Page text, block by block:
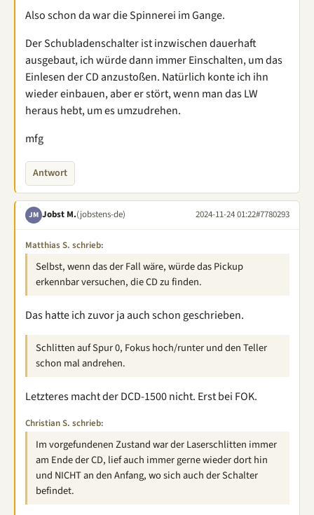
Also schon da war die Spinnerei im Gange.
Der Schubladenschalter ist inzwischen dauerhaft
ausgebaut, ich würde dann immer Einschalten, um das
Einlesen der CD anzustoßen. Natürlich konte ich ihn
wieder einbauen, aber er stört, wenn man das LW
heraus hebt, um es umzudrehen.
mfg
Antwort
JM Jobst M.(jobstens-de) 2024-11-24 01:22#7780293
Matthias S. schrieb:
Selbst, wenn das der Fall wäre, würde das Pickup
erkennbar versuchen, die CD zu finden.
Das hatte ich zuvor ja auch schon geschrieben.
Schlitten auf Spur 0, Fokus hoch/runter und den Teller
schon mal andrehen.
Letzteres macht der DCD-1500 nicht. Erst bei FOK.
Christian S. schrieb:
Im vorgefundenen Zustand war der Laserschlitten immer
am Ende der CD, lief auch immer gerne wieder dort hin
und NICHT an den Anfang, wo sich auch der Schalter
befindet.